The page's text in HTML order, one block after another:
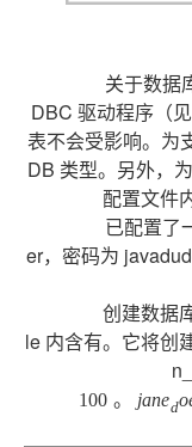
关于数据库
DBC 驱动程序（见
表不会受影响。为
DB 类型。另外，
配置文件
已配置了一
er，密码为
创建数据库
le 内含有。它将创
100 。 janedo